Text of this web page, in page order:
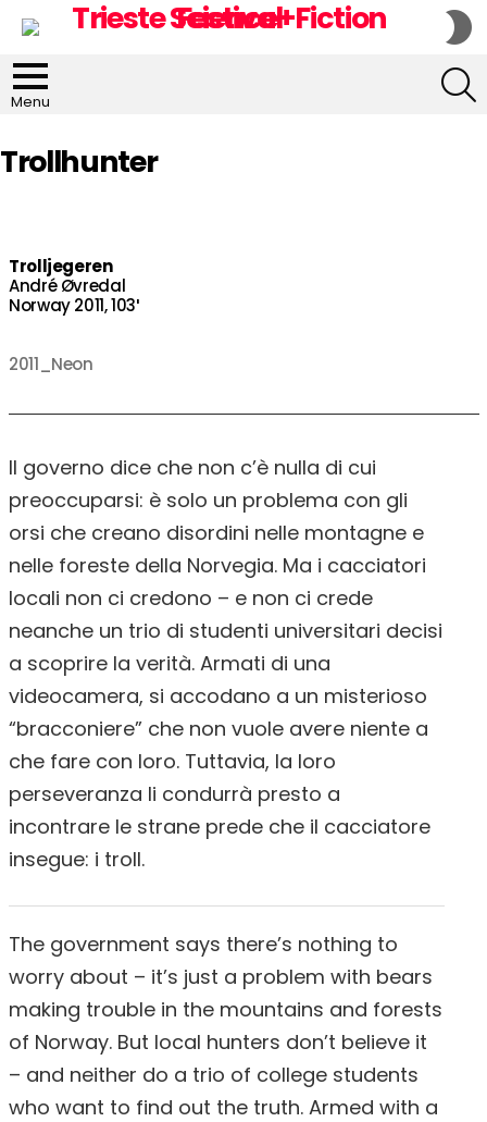
Menu
Trollhunter
Trolljegeren
André Øvredal
Norway 2011, 103′
2011_Neon
Il governo dice che non c’è nulla di cui
preoccuparsi: è solo un problema con gli
orsi che creano disordini nelle montagne e
nelle foreste della Norvegia. Ma i cacciatori
locali non ci credono – e non ci crede
neanche un trio di studenti universitari decisi
a scoprire la verità. Armati di una
videocamera, si accodano a un misterioso
“bracconiere” che non vuole avere niente a
che fare con loro. Tuttavia, la loro
perseveranza li condurrà presto a
incontrare le strane prede che il cacciatore
insegue: i troll.
The government says there’s nothing to
worry about – it’s just a problem with bears
making trouble in the mountains and forests
of Norway. But local hunters don’t believe it
– and neither do a trio of college students
who want to find out the truth. Armed with a